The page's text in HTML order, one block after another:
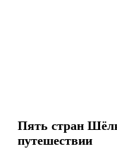
Пять стран
путешествии